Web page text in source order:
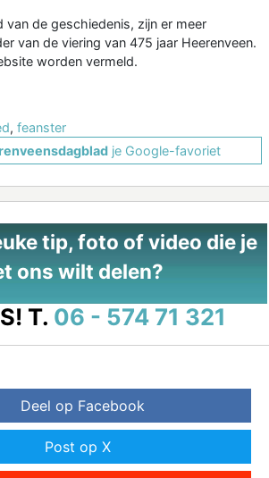
van de geschiedenis, zijn er meer
van de viering van 475 jaar Heerenveen.
worden vermeld.
, feanster
je Google-favoriet
tip, foto of video die je
ons wilt delen?
T. 06 - 574 71 321
Deel op Facebook
Post op X